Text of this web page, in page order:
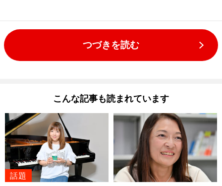
つづきを読む
こんな記事も読まれています
話題